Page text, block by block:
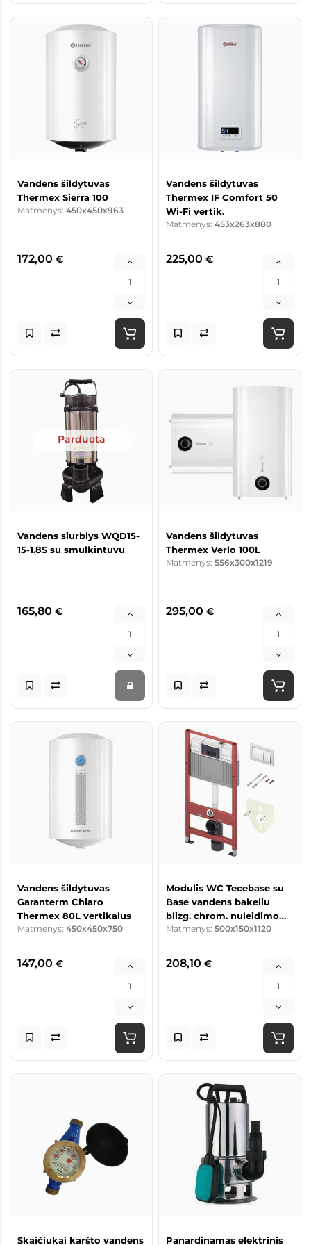
Vandens šildytuvas
Thermex Sierra 100
Matmenys: 450x450x963
172,00 €
Vandens šildytuvas
Thermex IF Comfort 50
Wi-Fi vertik.
Matmenys: 453x263x880
225,00 €
Parduota
Vandens siurblys WQD15-
15-1.8S su smulkintuvu
165,80 €
Vandens šildytuvas
Thermex Verlo 100L
Matmenys: 556x300x1219
295,00 €
Vandens šildytuvas
Garanterm Chiaro
Thermex 80L vertikalus
Matmenys: 450x450x750
147,00 €
Modulis WC Tecebase su
Base vandens bakeliu
blizg. chrom. nuleidimo
plokštele
Matmenys: 500x150x1120
208,10 €
Skaičiukai karšto vandens
Panardinamas elektrinis